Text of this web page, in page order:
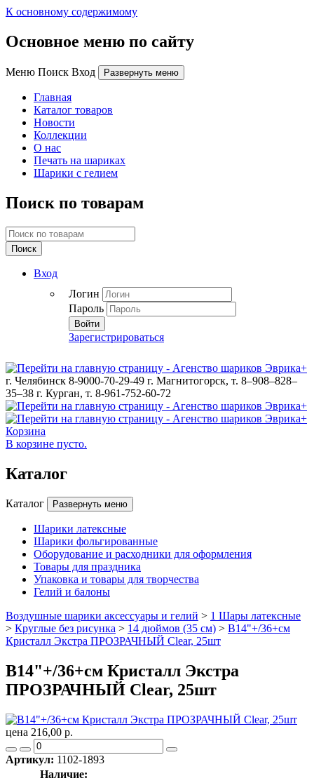
К основному содержимому
Основное меню по сайту
Меню Поиск Вход Развернуть меню
Главная
Каталог товаров
Новости
Коллекции
О нас
Печать на шариках
Шарики с гелием
Поиск по товарам
Поиск
Вход
Логин
Пароль
Войти
Зарегистрироваться
г. Челябинск 8-9000-70-29-49 г. Магнитогорск, т. 8–908–828–
35–38 г. Курган, т. 8-961-752-60-72
Корзина
В корзине пусто.
Каталог
Каталог Развернуть меню
Шарики латексные
Шарики фольгированные
Оборудование и расходники для оформления
Товары для праздника
Упаковка и товары для творчества
Гелий и балоны
Воздушные шарики аксессуары и гелий > 1 Шары латексные
> Круглые без рисунка > 14 дюймов (35 см) > B14"+/36+см
Кристалл Экстра ПРОЗРАЧНЫЙ Clear, 25шт
B14"+/36+см Кристалл Экстра
ПРОЗРАЧНЫЙ Clear, 25шт
цена 216,00 р.
Артикул: 1102-1893
Наличие: